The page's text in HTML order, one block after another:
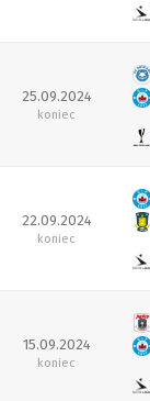
25.09.2024
koniec
22.09.2024
koniec
15.09.2024
koniec